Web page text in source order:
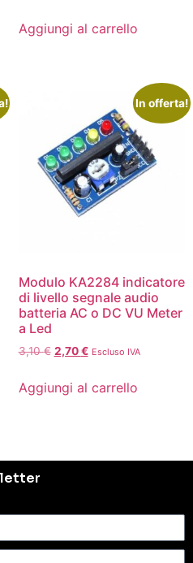
Aggiungi al carrello
In offerta!
Modulo KA2284 indicatore
di livello segnale audio
batteria AC o DC VU Meter
a Led
3,10€ 2,70€ Escluso IVA
Aggiungi al carrello